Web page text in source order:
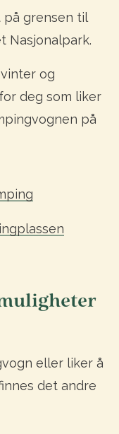
på grensen til
Nasjonalpark.
og
deg som liker
på
eller liker å
det andre